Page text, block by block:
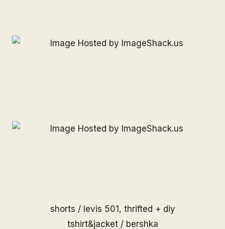
shorts / levis 501, thrifted + diy
tshirt&jacket / bershka